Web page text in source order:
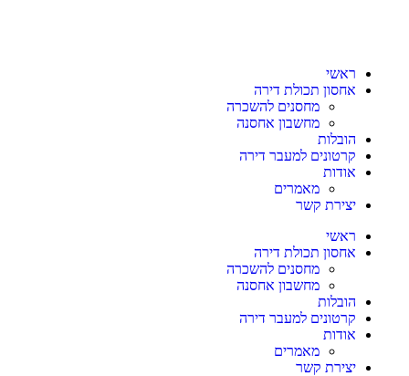
ראשי
אחסון תכולת דירה
מחסנים להשכרה
מחשבון אחסנה
הובלות
קרטונים למעבר דירה
אודות
מאמרים
יצירת קשר
ראשי
אחסון תכולת דירה
מחסנים להשכרה
מחשבון אחסנה
הובלות
קרטונים למעבר דירה
אודות
מאמרים
יצירת קשר